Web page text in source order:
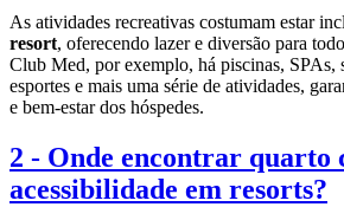
As atividades recreativas costumam estar
resort, oferecendo lazer e diversão para
Club Med, por exemplo, há piscinas, SPAs,
esportes e mais uma série de atividades,
e bem-estar dos hóspedes.
2 - Onde encontrar quarto
acessibilidade em resorts?